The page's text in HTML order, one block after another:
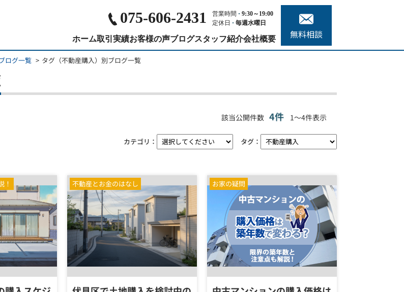
075-606-2431 営業時間
9:30～19:00
定休日
毎週水曜日
ホーム取引実績お客様の声ブログスタッフ紹介会社概要 無料相談
ログ一覧 タグ（不動産購入）別ブログ一覧
該当公開件数 4件 1～4件表示
カテゴリ： タグ：
！ 不動産とお金のはなし お家の疑問